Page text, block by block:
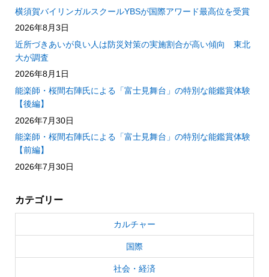
横須賀バイリンガルスクールYBSが国際アワード最高位を受賞
2026年8月3日
近所づきあいが良い人は防災対策の実施割合が高い傾向 東北
大が調査
2026年8月1日
能楽師・桜間右陣氏による「富士見舞台」の特別な能鑑賞体験
【後編】
2026年7月30日
能楽師・桜間右陣氏による「富士見舞台」の特別な能鑑賞体験
【前編】
2026年7月30日
カテゴリー
カルチャー
国際
社会・経済